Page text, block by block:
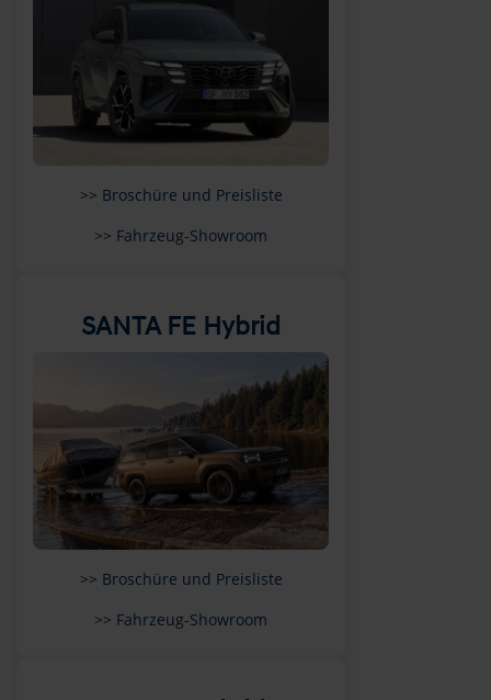
>> Broschüre und Preisliste
>> Fahrzeug-Showroom
SANTA FE Hybrid
>> Broschüre und Preisliste
>> Fahrzeug-Showroom